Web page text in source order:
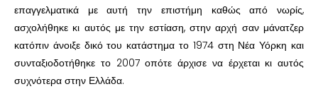
επαγγελματικά με αυτή την επιστήμη καθώς από νωρίς,
ασχολήθηκε κι αυτός με την εστίαση, στην αρχή σαν μάνατζερ
κατόπιν άνοιξε δικό του κατάστημα το 1974 στη Νέα Υόρκη και
συνταξιοδοτήθηκε το 2007 οπότε άρχισε να έρχεται κι αυτός
συχνότερα στην Ελλάδα.